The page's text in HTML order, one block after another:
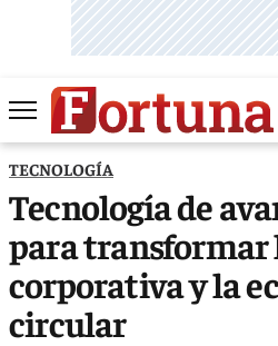
TECNOLOGÍA
Tecnología de
para transformar
corporativa y la
circular